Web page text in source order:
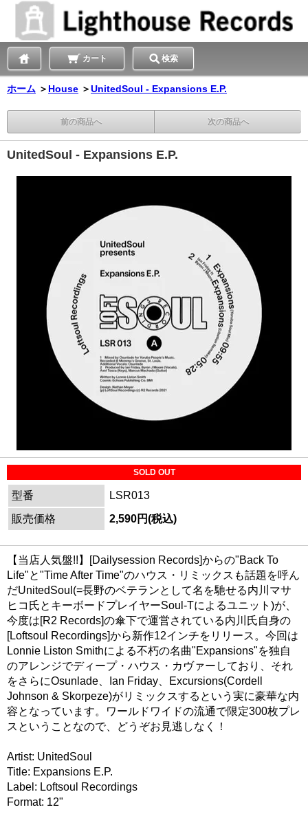
カート 検索
ホーム ＞ House ＞UnitedSoul - Expansions E.P.
前の商品へ 次の商品へ
UnitedSoul - Expansions E.P.
SOLD OUT
型番
LSR013
販売価格
2,590円(税込)
【当店人気盤!!】[Dailysession Records]からの"Back To
Life"と"Time After Time"のハウス・リミックスも話題を呼ん
だUnitedSoul(=長野のベテランとして名を馳せる内川マサ
ヒコ氏とキーボードプレイヤーSoul-Tによるユニット)が、
今度は[R2 Records]の傘下で運営されている内川氏自身の
[Loftsoul Recordings]から新作12インチをリリース。今回は
Lonnie Liston Smithによる不朽の名曲"Expansions"を独自
のアレンジでディープ・ハウス・カヴァーしており、それ
をさらにOsunlade、Ian Friday、Excursions(Cordell
Johnson & Skorpeze)がリミックスするという実に豪華な内
容となっています。ワールドワイドの流通で限定300枚プレ
スということなので、どうぞお見逃しなく！
Artist: UnitedSoul
Title: Expansions E.P.
Label: Loftsoul Recordings
Format: 12"